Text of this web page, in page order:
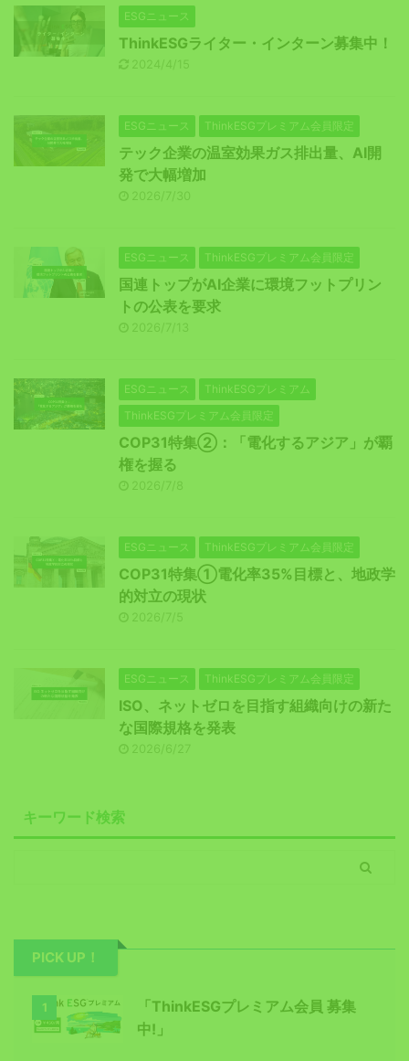
ESGニュース
ThinkESGライター・インターン募集中！
2024/4/15
ESGニュース ThinkESGプレミアム会員限定
テック企業の温室効果ガス排出量、AI開
発で大幅増加
2026/7/30
ESGニュース ThinkESGプレミアム会員限定
国連トップがAI企業に環境フットプリン
トの公表を要求
2026/7/13
ESGニュース
ThinkESGプレミアム
ThinkESGプレミアム会員限定
COP31特集②：「電化するアジア」が覇
権を握る
2026/7/8
ESGニュース ThinkESGプレミアム会員限定
COP31特集①電化率35%目標と、地政学
的対立の現状
2026/7/5
ESGニュース ThinkESGプレミアム会員限定
ISO、ネットゼロを目指す組織向けの新た
な国際規格を発表
2026/6/27
キーワード検索
PICK UP！
1
「ThinkESGプレミアム会員 募集
中!」